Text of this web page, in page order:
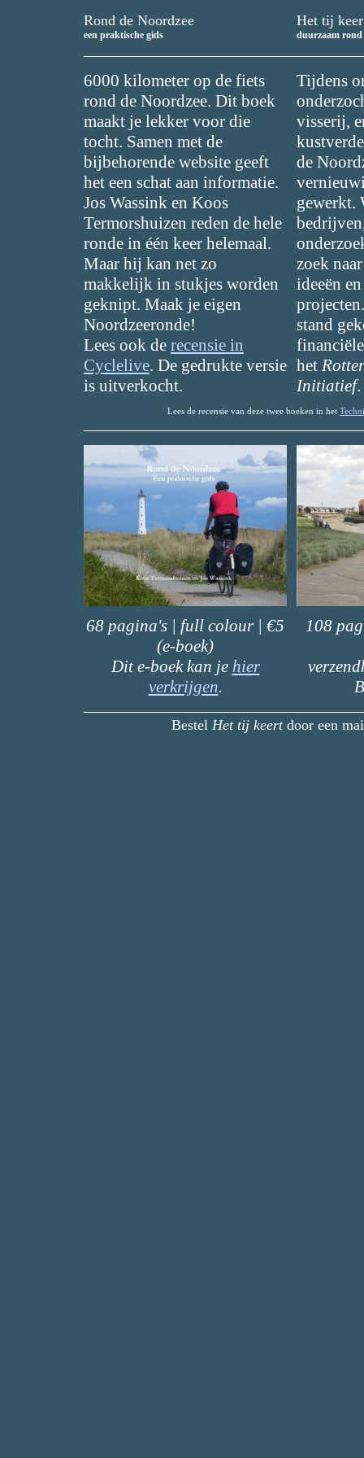
Rond de Noordzee
een praktische gids
Het tij
duurzaam rond
6000 kilometer op de fiets
rond de Noordzee. Dit boek
maakt je lekker voor die
tocht. Samen met de
bijbehorende website geeft
het een schat aan informatie.
Jos Wassink en Koos
Termorshuizen reden de hele
ronde in één keer helemaal.
Maar hij kan net zo
makkelijk in stukjes worden
geknipt. Maak je eigen
Noordzeeronde!
Lees ook de recensie in
Cyclelive. De gedrukte versie
is uitverkocht.
Tijdens
visserij,
de
gewerkt.
zoek
ideeën
stand
het
Initiatief.
Lees de recensie van deze twee boeken in het
68 pagina's | full colour | €5
(e-boek)
Dit e-boek kan je hier
verkrijgen.
108
Bestel Het tij keertdoor een